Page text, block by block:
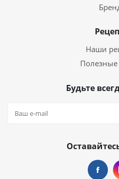
Наши
Полезные
Будьте